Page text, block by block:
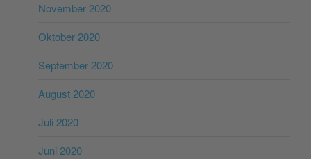
November 2020
Oktober 2020
September 2020
August 2020
Juli 2020
Juni 2020